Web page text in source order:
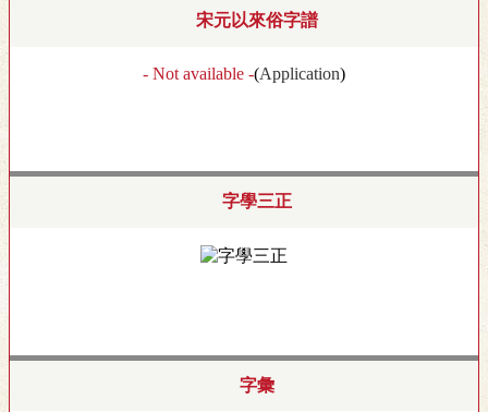
宋元以來俗字譜
- Not available -(Application)
字學三正
字彙